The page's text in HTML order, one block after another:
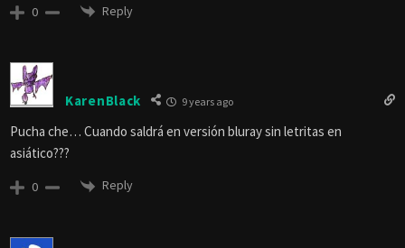
0 Reply
KarenBlack 9 years ago
Pucha che… Cuando saldrá en versión bluray sin letritas en
asiático???
0 Reply